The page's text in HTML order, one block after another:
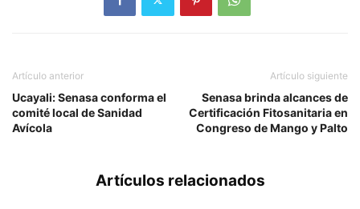
Artículo anterior
Ucayali: Senasa conforma el
comité local de Sanidad
Avícola
Artículo siguiente
Senasa brinda alcances de
Certificación Fitosanitaria en
Congreso de Mango y Palto
Artículos relacionados